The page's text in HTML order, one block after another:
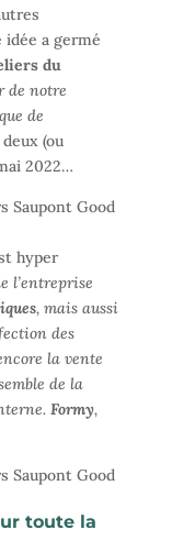
a germé
du
de notre
de
(ou
2022…
hyper
l’entreprise
, mais aussi
des
la vente
de la
Formy,
toute la